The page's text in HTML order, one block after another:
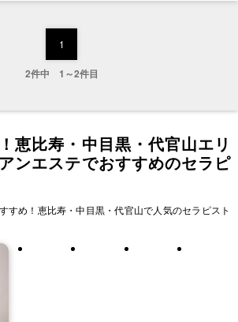
1
2件中 1～2件目
恵比寿・中目黒・代官山エリ
ンエステでおすすめのセラピ
すめ！恵比寿・中目黒・代官山で人気のセラピスト